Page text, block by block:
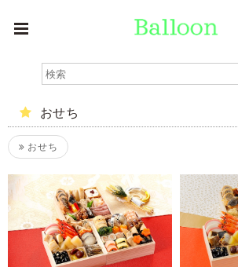
おせち
おせち